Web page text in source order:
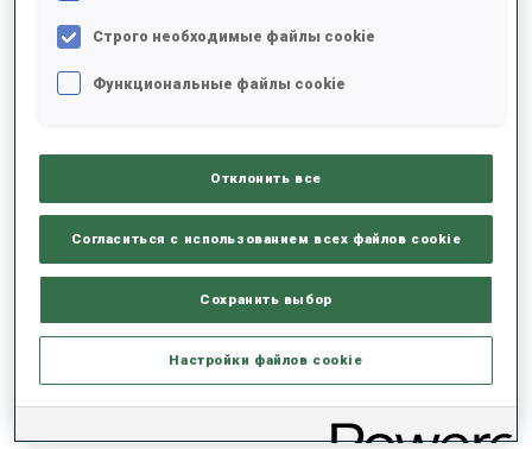
17/18 SP IBU C. LENZERHEIDE 61
IBU C. LENZERHEIDE
ПОКАЗАТЬ ВСЕ
Строго необходимые файлы cookie
Функциональные файлы cookie
Отклонить все
Согласиться с использованием всех файлов cookie
Сохранить выбор
Настройки файлов cookie